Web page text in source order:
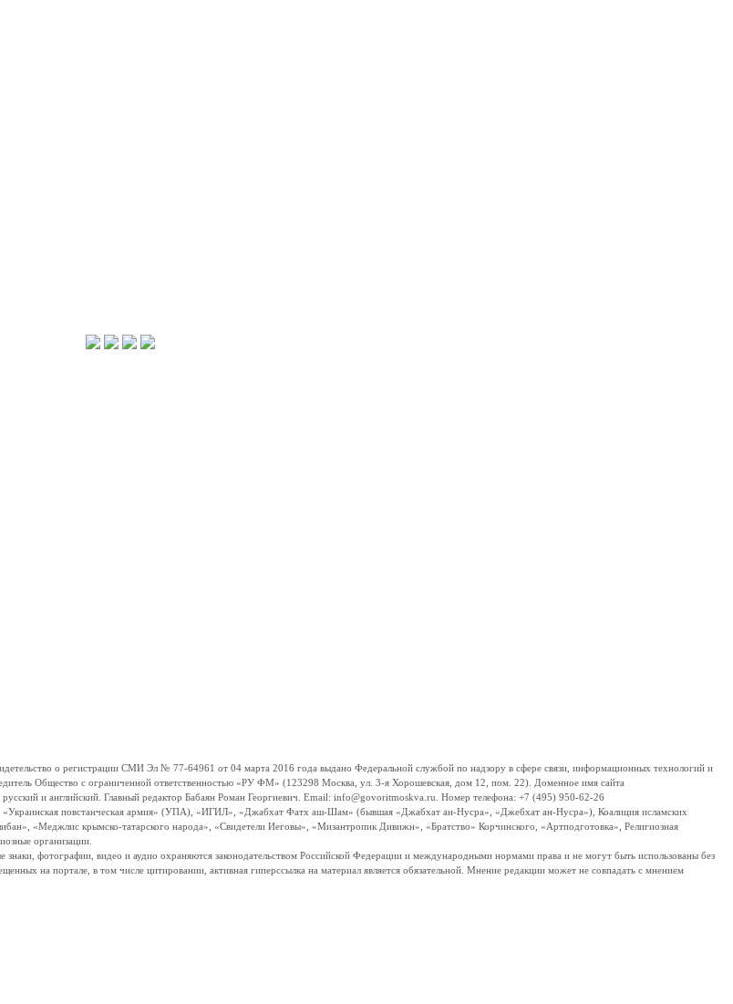
о регистрации СМИ Эл № 77-64961 от 04 марта 2016 года выдано Федеральной службой по надзору в сфере связи, информационных технологий и
Общество с ограниченной ответственностью «РУ ФМ» (123298 Москва, ул. 3-я Хорошевская, дом 12, пом. 22). Доменное имя сайта
и английский. Главный редактор Бабаян Роман Георгиевич. Email: info@govoritmoskva.ru. Номер телефона: +7 (495) 950-62-26
«Украинская повстанческая армия» (УПА), «ИГИЛ», «Джабхат Фатх аш-Шам» (бывшая «Джабхат ан-Нусра», «Джебхат ан-Нусра»), Коалиция исламских
«Меджлис крымско-татарского народа», «Свидетели Иеговы», «Мизантропик Дивижн», «Братство» Корчинского, «Артподготовка», Религиозная
организации.
фотографии, видео и аудио охраняются законодательством Российской Федерации и международными нормами права и не могут быть использованы без
на портале, в том числе цитировании, активная гиперссылка на материал является обязательной. Мнение редакции может не совпадать с мнением